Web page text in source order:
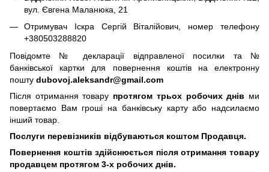
вул. Євгена Маланюка, 21
Отримувач Іскра Сергій Віталійович, номер телефону
+380503288820
Повідомте № декларації відправленої посилки та №
банківської картки для повернення коштів на електронну
пошту dubovoj.aleksandr@gmail.com
Після отримання товару протягом трьох робочих днів ми
повертаємо Вам гроші на банківську карту або надсилаємо
інший товар.
Послуги перевізників відбуваються коштом Продавця.
Повернення коштів здійснюється після отримання товару
продавцем протягом 3-х робочих днів.